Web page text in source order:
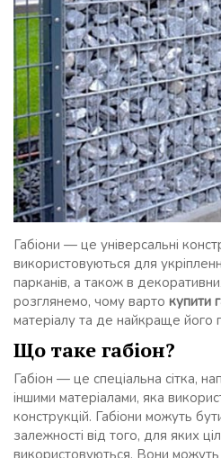
Габіони — це універсальні
використовуються для
парканів, а також в
розглянемо, чому варто купити
матеріалу та де найкраще його
Що таке габіон?
Габіон — це спеціальна сітка,
іншими матеріалами, яка
конструкцій. Габіони можуть
залежності від того, для яких
використовуються. Вони